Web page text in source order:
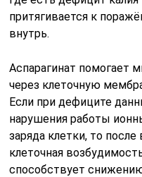
притягивается к
внутрь.
Аспарагинат помогает
через клеточную
Если при дефиците
нарушения работы
заряда клетки, то
клеточная
способствует